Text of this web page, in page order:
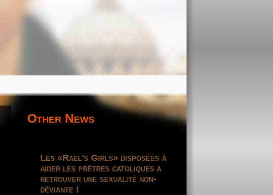
Other News
Les «Rael's Girls» disposées à
aider les prêtres catoliques à
retrouver une sexualité non-
déviante !